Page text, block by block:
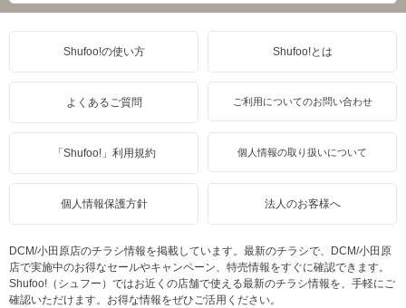
Shufoo!の使い方 Shufoo!とは
よくあるご質問 ご利用についてのお問い合わせ
「Shufoo!」利用規約 個人情報の取り扱いについて
個人情報保護方針 法人のお客様へ
DCM/小田原店のチラシ情報を掲載しています。最新のチラシで、DCM/小田原
店で実施中のお得なセールやキャンペーン、特売情報をすぐに確認できます。
Shufoo!（シュフー）ではお近くの店舗で使える最新のチラシ情報を、手軽にご
確認いただけます。お得な情報をぜひご活用ください。